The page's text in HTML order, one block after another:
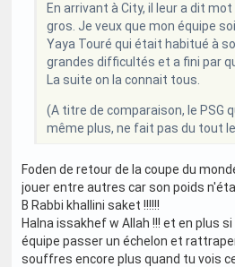
En arrivant à City, il leur a dit
gros. Je veux que mon équipe
Yaya Touré qui était habitué à
grandes difficultés et a fini par
La suite on la connait tous.
(A titre de comparaison, le PSG
même plus, ne fait pas du tout
Foden de retour de la coupe du
jouer entre autres car son poids
B Rabbi khallini saket !!!!!!
Halna issakhef w Allah !!! et en plus
équipe passer un échelon et
souffres encore plus quand tu vois ce